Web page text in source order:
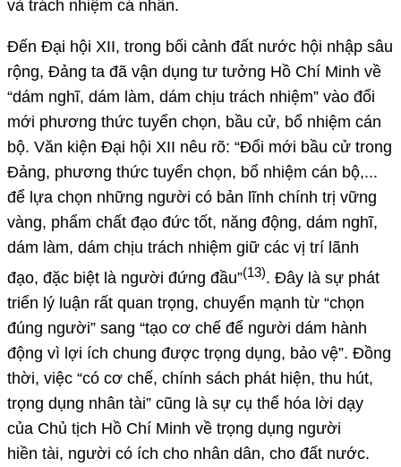
và trách nhiệm cá nhân.
Đến Đại hội XII, trong bối cảnh đất nước hội nhập sâu
rộng, Đảng ta đã vận dụng tư tưởng Hồ Chí Minh về
“dám nghĩ, dám làm, dám chịu trách nhiệm” vào đổi
mới phương thức tuyển chọn, bầu cử, bổ nhiệm cán
bộ. Văn kiện Đại hội XII nêu rõ: “Đổi mới bầu cử trong
Đảng, phương thức tuyển chọn, bổ nhiệm cán bộ,...
để lựa chọn những người có bản lĩnh chính trị vững
vàng, phẩm chất đạo đức tốt, năng động, dám nghĩ,
dám làm, dám chịu trách nhiệm giữ các vị trí lãnh
đạo, đặc biệt là người đứng đầu”(13). Đây là sự phát
triển lý luận rất quan trọng, chuyển mạnh từ “chọn
đúng người” sang “tạo cơ chế để người dám hành
động vì lợi ích chung được trọng dụng, bảo vệ”. Đồng
thời, việc “có cơ chế, chính sách phát hiện, thu hút,
trọng dụng nhân tài” cũng là sự cụ thể hóa lời dạy
của Chủ tịch Hồ Chí Minh về trọng dụng người
hiền tài, người có ích cho nhân dân, cho đất nước.